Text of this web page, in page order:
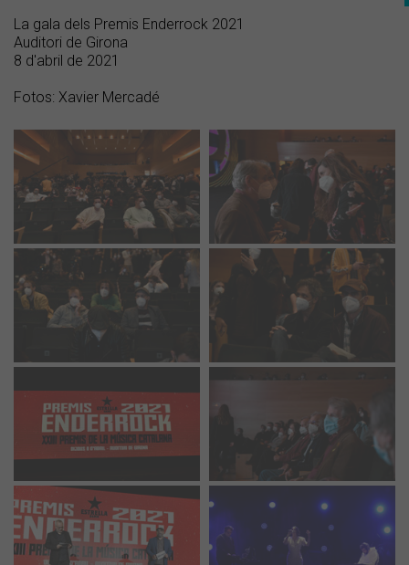
La gala dels Premis Enderrock 2021
Auditori de Girona
8 d'abril de 2021
Fotos: Xavier Mercadé